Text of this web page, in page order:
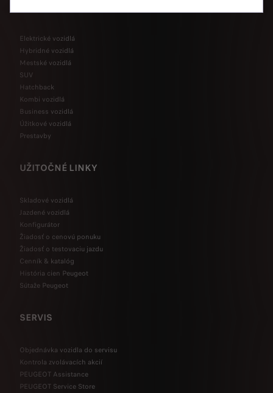
Elektrické vozidlá
Hybridné vozidlá
Mestské vozidlá
SUV
Hatchback
Kombi vozidlá
Business vozidlá
Úžitkové vozidlá
Prestavby
UŽITOČNÉ LINKY
Skladové vozidlá
Jazdené vozidlá
Konfigurátor
Žiadosť o cenovú ponuku
Žiadosť o testovaciu jazdu
Cenník & katalóg
História cien Peugeot
Sútaže Peugeot
SERVIS
Objednávka vozidla do servisu
Kontrola zvolávacích akcií
PEUGEOT Assistance
PEUGEOT Service Store